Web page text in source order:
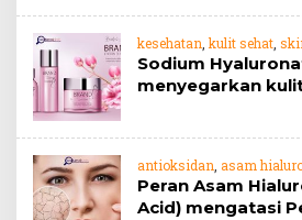
kesehatan kulit sehat
Sodium
menyegarkan
antioksidan asam
Peran Asam
Acid) mengatasi